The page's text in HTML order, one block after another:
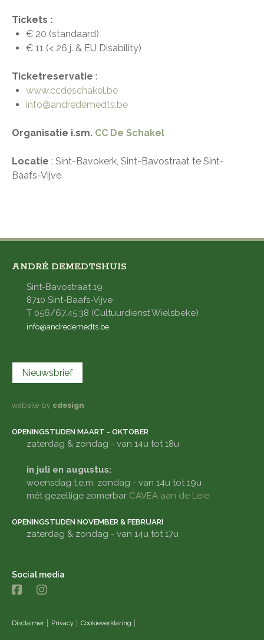
Tickets :
€ 20 (standaard)
€ 11 (< 26 j. & EU Disability)
Ticketreservatie :
www.ccdeschakel.be
info@andredemedts.be
Organisatie i.sm. CC De Schakel
Locatie : Sint-Bavokerk, Sint-Bavostraat te Sint-
Baafs-Vijve
ANDRÉ DEMEDTSHUIS
Sint-Bavostraat 19
8710 Sint-Baafs-Vijve
T 056/67.45.38 (Cultuurdienst Wielsbeke)
info@andredemedts.be
Nieuwsbrief
website by cdesign
OPENINGSTIJDEN MAART - OKTOBER
zaterdag & zondag - van 14u tot 18u
in juli en augustus:
woensdag t.e.m. zondag - van 14u tot 19u
mét gezellige zomerbar CAVEA aan de Leie
OPENINGSTIJDEN NOVEMBER & FEBRUARI
zaterdag & zondag - van 14u tot 17u
Social media
Disclaimer Privacy Cookieverklaring